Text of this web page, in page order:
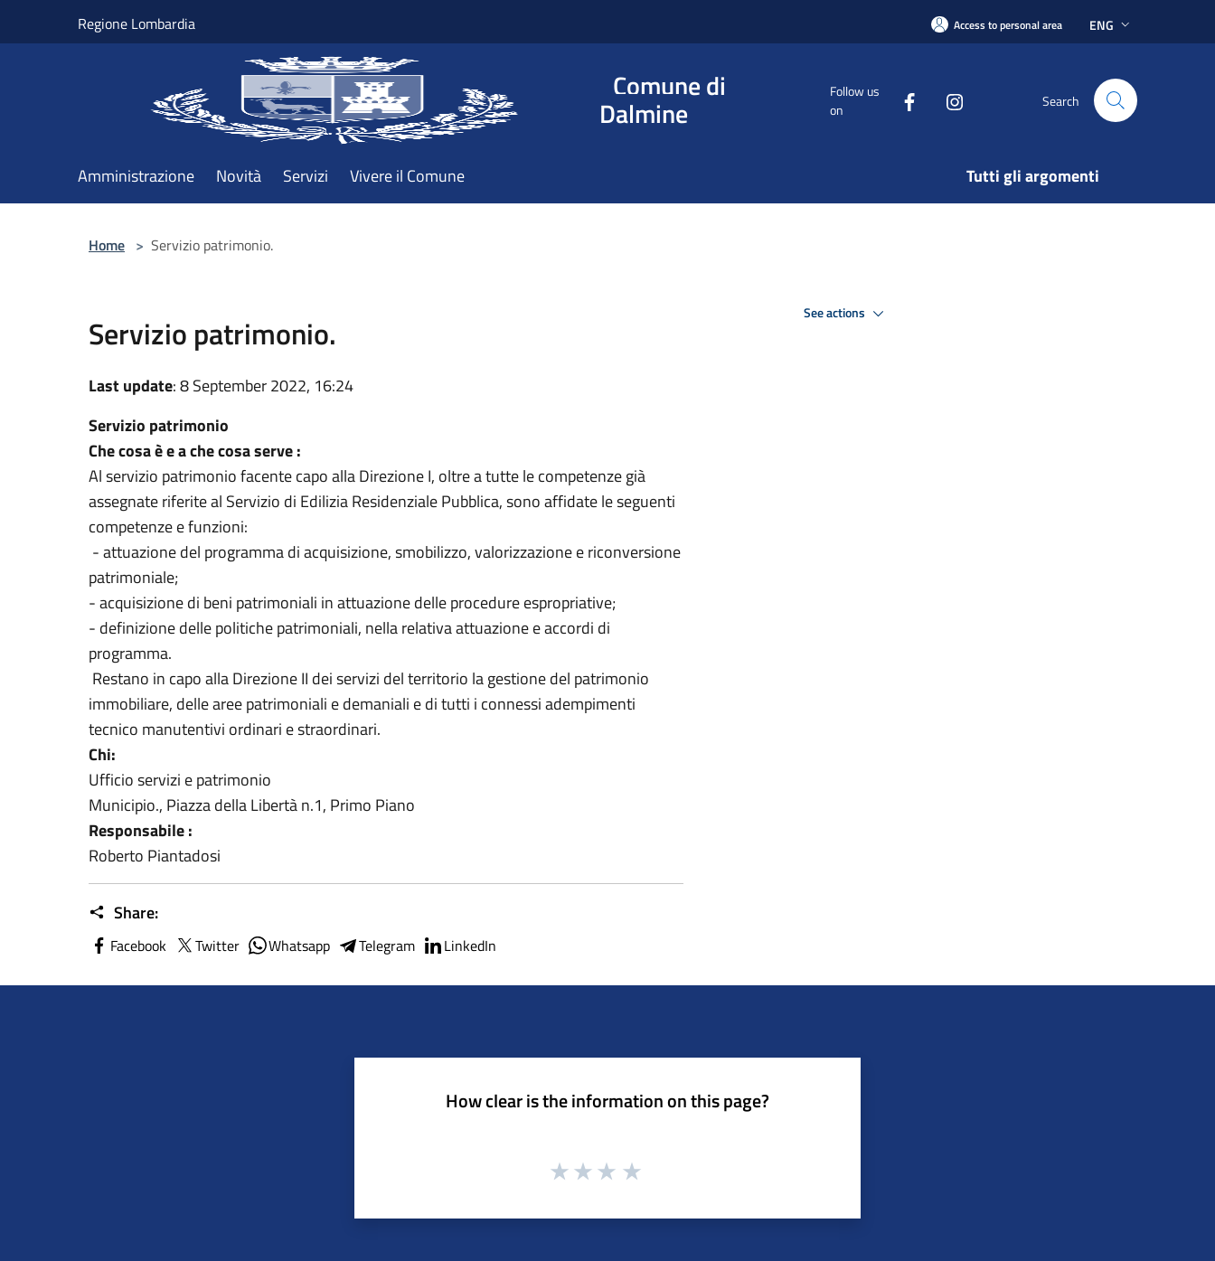
Regione Lombardia Access to personal area ENG
Comune di
Dalmine
Follow us
on
Search
Amministrazione Novità Servizi Vivere il Comune Tutti gli argomenti
Home > Servizio patrimonio.
Servizio patrimonio.
Last update: 8 September 2022, 16:24
Servizio patrimonio
Che cosa è e a che cosa serve :
Al servizio patrimonio facente capo alla Direzione I, oltre a tutte le competenze già
assegnate riferite al Servizio di Edilizia Residenziale Pubblica, sono affidate le seguenti
competenze e funzioni:
- attuazione del programma di acquisizione, smobilizzo, valorizzazione e riconversione
patrimoniale;
- acquisizione di beni patrimoniali in attuazione delle procedure espropriative;
- definizione delle politiche patrimoniali, nella relativa attuazione e accordi di
programma.
Restano in capo alla Direzione II dei servizi del territorio la gestione del patrimonio
immobiliare, delle aree patrimoniali e demaniali e di tutti i connessi adempimenti
tecnico manutentivi ordinari e straordinari.
Chi:
Ufficio servizi e patrimonio
Municipio., Piazza della Libertà n.1, Primo Piano
Responsabile :
Roberto Piantadosi
Share:
Facebook Twitter Whatsapp Telegram LinkedIn
See actions
How clear is the information on this page?